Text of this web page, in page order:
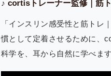
♪ cortisトレーナー監修｜筋
「インスリン感受性と筋トレ
慣として定着させるために、
科学を、耳から自然に学べます